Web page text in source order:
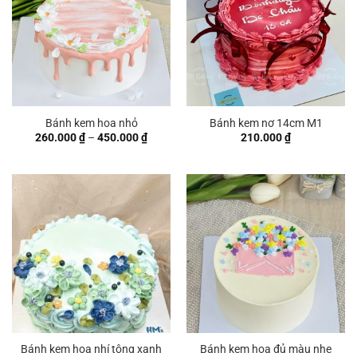
Bánh kem hoa nhỏ
260.000₫ – 450.000₫Khoảng
giá:
đến
450.000 ₫
Bánh kem nơ 14cm M1
210.000₫
Bánh kem hoa nhí tông xanh
Bánh kem hoa đủ màu nhẹ